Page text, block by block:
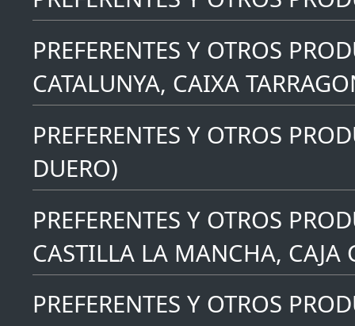
PREFERENTES Y OTROS
CATALUNYA, CAIXA
PREFERENTES Y OTROS
DUERO)
PREFERENTES Y OTROS
CASTILLA LA MANCHA, CAJA
PREFERENTES Y OTROS